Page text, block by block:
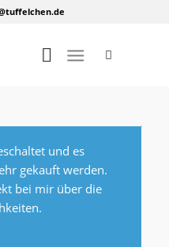
und es
gekauft werden.
bei mir über die